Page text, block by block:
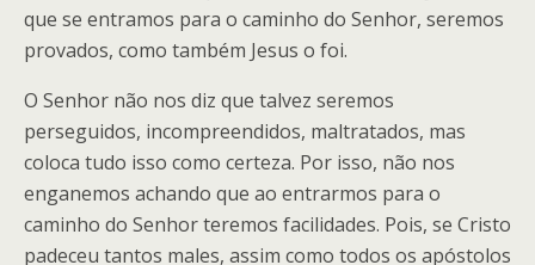
que se entramos para o caminho do Senhor, seremos
provados, como também Jesus o foi.
O Senhor não nos diz que talvez seremos
perseguidos, incompreendidos, maltratados, mas
coloca tudo isso como certeza. Por isso, não nos
enganemos achando que ao entrarmos para o
caminho do Senhor teremos facilidades. Pois, se Cristo
padeceu tantos males, assim como todos os apóstolos